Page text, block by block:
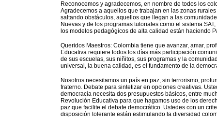
Reconocemos y agradecemos, en nombre de todos los
Agradecemos a aquellos que trabajan en las zonas
saltando obstáculos, aquellos que llegan a las
Nuevas y de los programas tutoriales como el sistema
los modelos pedagógicos de alta calidad están haciendo
Queridos Maestros: Colombia tiene que avanzar, amar,
Educativa requiere todos los días más participación
de sus escuelas, sus niñitos, sus programas y la
universal, la buena calidad, es el fundamento de la
Nosotros necesitamos un país en paz, sin terrorismo,
fraterno. Debate para sintetizar en opciones creativas.
democracia necesita dos presupuestos básicos, entre
Revolución Educativa para que hagamos uso de los
paz que facilite el debate democrático. Ustedes con un
disposición tolerante están estimulando la diversidad